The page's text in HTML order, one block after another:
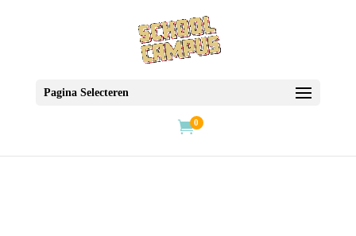
Pagina Selecteren
0